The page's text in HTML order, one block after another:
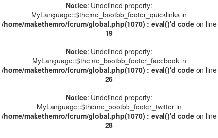
Notice: Undefined property:
MyLanguage::$theme_bootbb_footer_quicklinks in
/home/makethemro/forum/global.php(1070) : eval()'d codeon line
19
Notice: Undefined property:
MyLanguage::$theme_bootbb_footer_facebook in
/home/makethemro/forum/global.php(1070) : eval()'d codeon line
26
Notice: Undefined property:
MyLanguage::$theme_bootbb_footer_twitter in
/home/makethemro/forum/global.php(1070) : eval()'d codeon line
28